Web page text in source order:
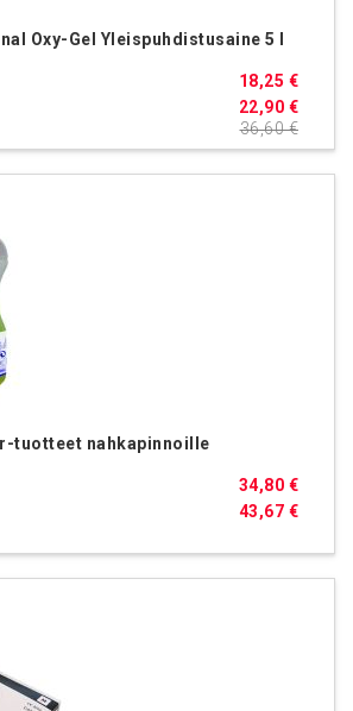
Oxy-Gel Yleispuhdistusaine 5 l
22,90 €
18,25 €
36,60 €
tuotteet nahkapinnoille
43,67 €
34,80 €